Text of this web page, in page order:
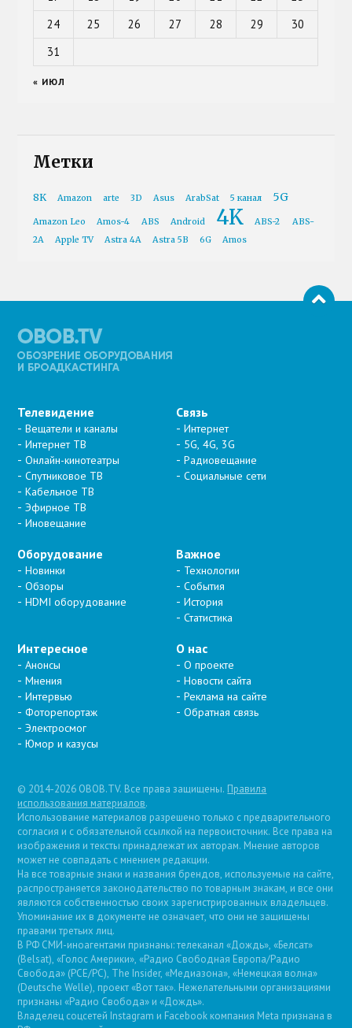
24
25 26 27 28 29
30
31
« ИЮЛ
Метки
8K Amazon arte 3D Asus ArabSat 5 канал 5G
Amazon Leo Amos-4 ABS Android 4K ABS-2
ABS-
2A
Apple TV Astra 4A Astra 5B 6G Amos
Телевидение
Вещатели и каналы
Интернет ТВ
Онлайн-кинотеатры
Спутниковое ТВ
Кабельное ТВ
Эфирное ТВ
Иновещание
Связь
Интернет
5G, 4G, 3G
Радиовещание
Социальные сети
Оборудование
Новинки
Обзоры
HDMI оборудование
Важное
Технологии
События
История
Статистика
Интересное
Анонсы
Мнения
Интервью
Фоторепортаж
Электросмог
Юмор и казусы
О нас
О проекте
Новости сайта
Реклама на сайте
Обратная связь
© 2014-2026 OBOB.TV. Все права защищены. Правила
использования материалов.
Использование материалов разрешено только с предварительного
согласия и с обязательной ссылкой на первоисточник. Все права на
изображения и тексты принадлежат их авторам. Мнение авторов
может не совпадать с мнением редакции.
На все товарные знаки и названия брендов, используемые на сайте,
распространяется законодательство по товарным знакам, и все они
являются собственностью своих зарегистрированных владельцев.
Упоминание их в документе не означает, что они не защищены
правами третьих лиц.
В РФ СМИ-иноагентами признаны: телеканал «Дождь», «Белсат»
(Belsat), «Голос Америки», «Радио Свободная Европа/Радио
Свобода» (PCE/PC), The Insider, «Медиазона», «Немецкая волна»
(Deutsche Welle), проект «Вот так». Нежелательными организациями
признаны «Радио Свобода» и «Дождь».
Владелец соцсетей Instagram и Facebook компания Metа признана в